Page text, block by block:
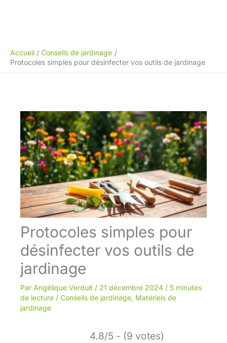
Accueil
Conseils de jardinage
Protocoles simples pour désinfecter vos outils de jardinage
Protocoles simples pour
désinfecter vos outils de
jardinage
Par Angélique Verduit / 21 décembre 2024 / 5 minutes
de lecture / Conseils de jardinage, Matériels de
jardinage
4.8/5 - (9 votes)